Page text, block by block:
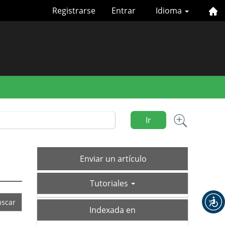
Idioma
Registrarse Entrar
Ir
Enviar
un
Enviar un artículo
Tutoriales
Indexada en